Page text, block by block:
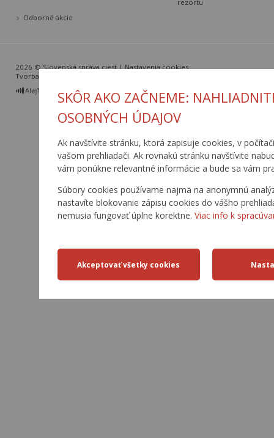
SKÔR AKO ZAČNEME:
OSOBNÝCH ÚDAJOV
Ak navštívite stránku, ktorá zapisuje cookies, v
vašom prehliadači. Ak rovnakú stránku navštívite
vám ponúkne relevantné informácie a bude sa vám
Súbory cookies používame najmä na anonymnú
nastavíte blokovanie zápisu cookies do vášho
nemusia fungovať úplne korektne. Viac info k
rezortu
Odborné akcie
2026 © Slovenská správa ciest |Nastavenia cookies
Tvorba web stránok